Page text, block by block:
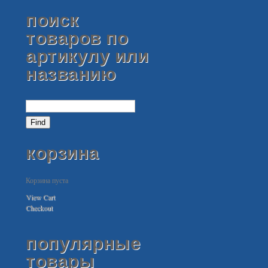
поиск
товаров по
артикулу или
названию
корзина
Корзина пуста
View Cart
Checkout
популярные
товары